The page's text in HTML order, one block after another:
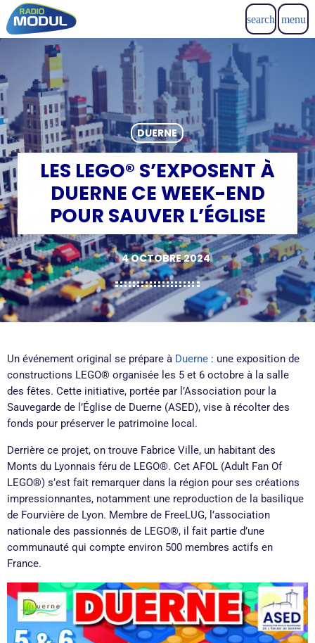
search menu
DUERNE
LES LEGO® S’EXPOSENT À
DUERNE CE WEEK-END
POUR SAUVER L’ÉGLISE
today 4 OCTOBRE 2024
Un événement original se prépare à Duerne : une exposition de
constructions LEGO® organisée les 5 et 6 octobre à la salle
des fêtes. Cette initiative, portée par l’Association pour la
Sauvegarde de l’Église de Duerne (ASED), vise à récolter des
fonds pour préserver le patrimoine local.
Derrière ce projet, on trouve Fabrice Ville, un habitant des
Monts du Lyonnais féru de LEGO®. Cet AFOL (Adult Fan Of
LEGO®) s’est fait remarquer dans la région pour ses créations
impressionnantes, notamment une reproduction de la basilique
de Fourvière de Lyon. Membre de FreeLUG, l’association
nationale des passionnés de LEGO®, il fait partie d’une
communauté qui compte environ 500 membres actifs en
France.